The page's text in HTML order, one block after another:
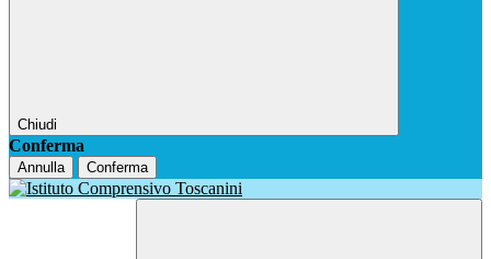
Chiudi
Conferma
Annulla Conferma